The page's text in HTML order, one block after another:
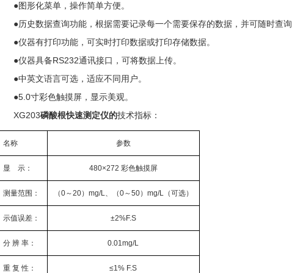
●图形化菜单，操作简单方便。
●历史数据查询功能，根据需要记录每一个需要保存的数据，并可随时查
●仪器有打印功能，可实时打印数据或打印存储数据。
●仪器具备RS232通讯接口，可将数据上传。
●中英文语言可选，适应不同用户。
●5.0寸彩色触摸屏，显示美观。
XG203磷酸根快速测定仪的技术指标：
名称 参数
显 示： 480×272 彩色触摸屏
测量范围： （0～20）mg/L、（0～50）mg/L（可选）
示值误差： ±2%F.S
分 辨 率： 0.01mg/L
重 复 性： ≤1% F.S